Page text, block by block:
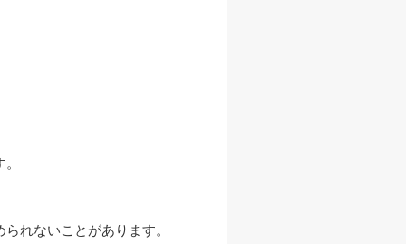
れないことがあります。